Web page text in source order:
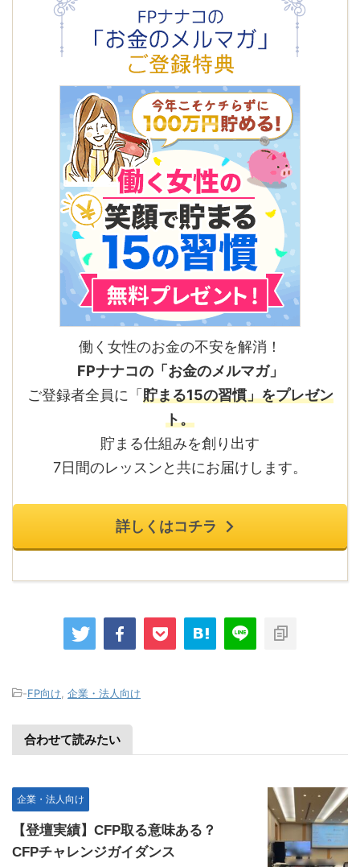
働く女性のお金の不安を解消！
FPナナコの「お金のメルマガ」
ご登録者全員に「 貯まる15の習慣」をプレゼン
ト。
貯まる仕組みを創り出す
7日間のレッスンと共にお届けします。
詳しくはコチラ
-FP向け, 企業・法人向け
合わせて読みたい
企業・法人向け
【登壇実績】CFP取る意味ある？
CFPチャレンジガイダンス